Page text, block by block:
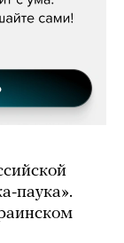
паука».